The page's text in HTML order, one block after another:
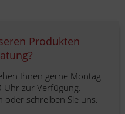
Produkten
Ihnen gerne Montag
Uhr zur Verfügung.
oder schreiben Sie uns.